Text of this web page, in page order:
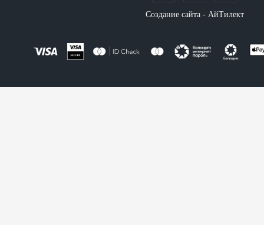
Создание сайта - АйТилект